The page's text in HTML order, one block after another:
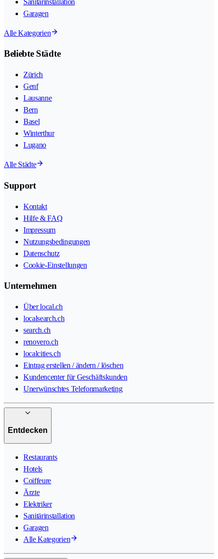
Garagen
Alle Kategorien
Beliebte Städte
Zürich
Genf
Lausanne
Bern
Basel
Winterthur
Lugano
Alle Städte
Support
Kontakt
Hilfe & FAQ
Impressum
Nutzungsbedingungen
Datenschutz
Cookie-Einstellungen
Unternehmen
Über local.ch
localsearch.ch
search.ch
renovero.ch
localcities.ch
Eintrag erstellen / ändern / löschen
Kundencenter für Geschäftskunden
Unerwünschtes Telefonmarketing
Entdecken
Restaurants
Hotels
Coiffeure
Ärzte
Elektriker
Sanitärinstallation
Garagen
Alle Kategorien